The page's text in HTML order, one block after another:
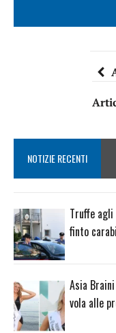
NOTIZIE RECENTI
Truffe agli
finto
Asia
vola alle